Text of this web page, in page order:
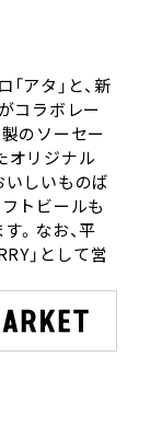
アタ」と、新
コラボレー
のソーセー
オリジナル
いしいものば
トビールも
。なお、平
」として営